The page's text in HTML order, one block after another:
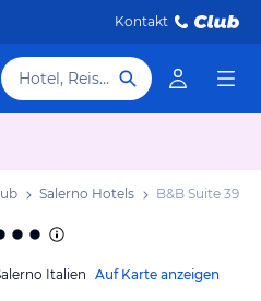
Kontakt
Hotel, Reiseziel
Salerno Hotels B&B Suite 39
Italien Auf Karte anzeigen